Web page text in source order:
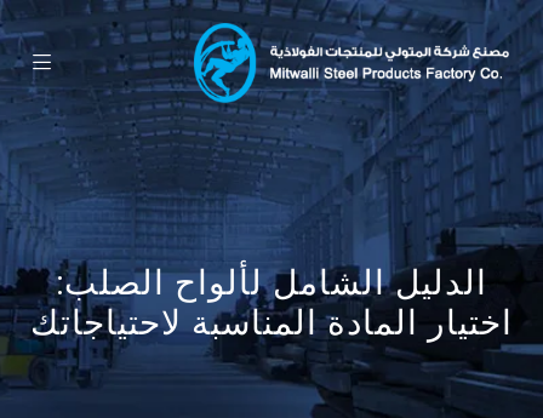
الدليل الشامل لألواح الصلب:
اختيار المادة المناسبة لاحتياجاتك